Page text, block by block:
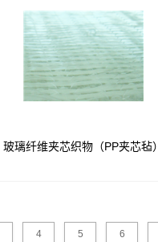
树脂，不饱和树脂、乙烯基酯、酚
醛树脂和环氧树脂
■适用于封闭式模具工艺，包括真
空导入、RTM轻型、RTM重型
玻璃纤维经编夹心复合织物是由0°
玻璃纤维夹芯织物（PP夹芯毡）
4 5 6